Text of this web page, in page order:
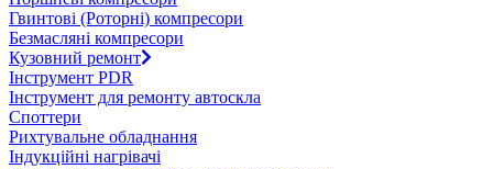
Гвинтові (Роторні) компресори
Безмасляні компресори
Кузовний ремонт
Інструмент PDR
Інструмент для ремонту автоскла
Споттери
Рихтувальне обладнання
Індукційні нагрівачі